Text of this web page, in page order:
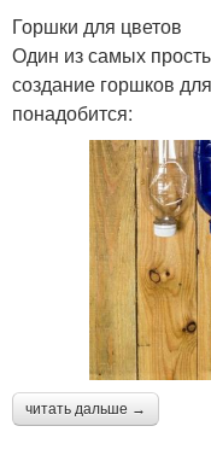
Горшки для цветов
Один из самых
создание горшков
понадобится:
читать дальше →